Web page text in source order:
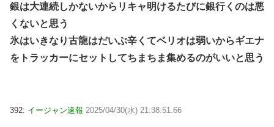
銀は大連続しかないからリキャ明けるたびに銀行くのは悪
くないと思う
氷はいきなり古龍はだいぶ辛くてベリオは弱いからギエナ
をトラッカーにセットしてちまちま集めるのがいいと思う
392: イージャン速報 2025/04/30(水) 21:38:51.66